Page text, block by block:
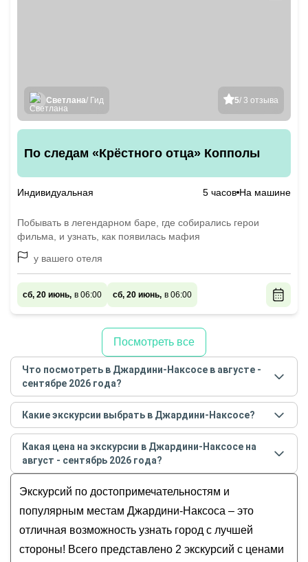
5/ 3 отзыва
Светлана/ Гид
По следам «Крёстного отца» Копполы
Индивидуальная 5 часов На машине
Побывать в легендарном баре, где собирались герои
фильма, и узнать, как появилась мафия
у вашего отеля
сб, 20 июнь, в 06:00 сб, 20 июнь, в 06:00
Посмотреть все
Что посмотреть в Джардини-Наксосе в августе -
сентябре 2026 года?
Самые популярные местав Джардини-Наксосев
августе - сентябре 2026года:
Обзорные
История и архитектура
Музеи и искусство
Гастрономические
Для детей
Какие экскурсии выбрать в Джардини-Наксосе?
Самые популярные экскурсиив Джардини-
Наксосев августе - сентябре 2026 года:
Живописный Джардини-Наксос
По следам «Крёстного отца» Копполы
Какая цена на экскурсии в Джардини-Наксосе на
август - сентябрь 2026 года?
август - сентябрь 2026года от 80до 300
Экскурсий по достопримечательностям и
популярным местам Джардини-Наксоса – это
отличная возможность узнать город с лучшей
стороны! Всего представлено 2 экскурсий с ценами